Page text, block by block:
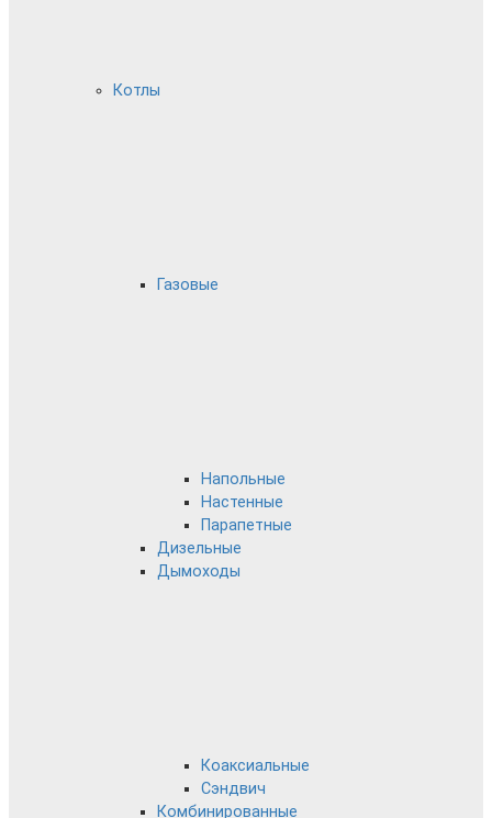
Котлы
Газовые
Напольные
Настенные
Парапетные
Дизельные
Дымоходы
Коаксиальные
Сэндвич
Комбинированные